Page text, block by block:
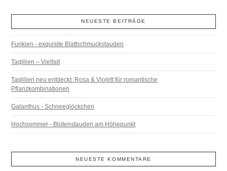
NEUESTE BEITRÄGE
Funkien - exquisite Blattschmuckstauden
Taglilien – Vielfalt
Taglilien neu entdeckt: Rosa & Violett für romantische
Pflanzkombinationen
Galanthus - Schneeglöckchen
Hochsommer - Blütenstauden am Höhepunkt
NEUESTE KOMMENTARE